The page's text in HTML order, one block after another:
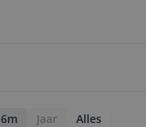
6m Jaar Alles